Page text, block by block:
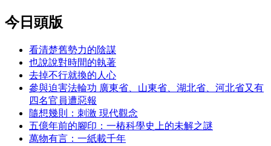
今日頭版
看清楚舊勢力的陰謀
也說說對時間的執著
去掉不行就換的人心
參與迫害法輪功 廣東省、山東省、湖北省、河北省又有
四名官員遭惡報
隨想幾則：刺激 現代觀念
五億年前的腳印：一樁科學史上的未解之謎
萬物有言：一紙載千年